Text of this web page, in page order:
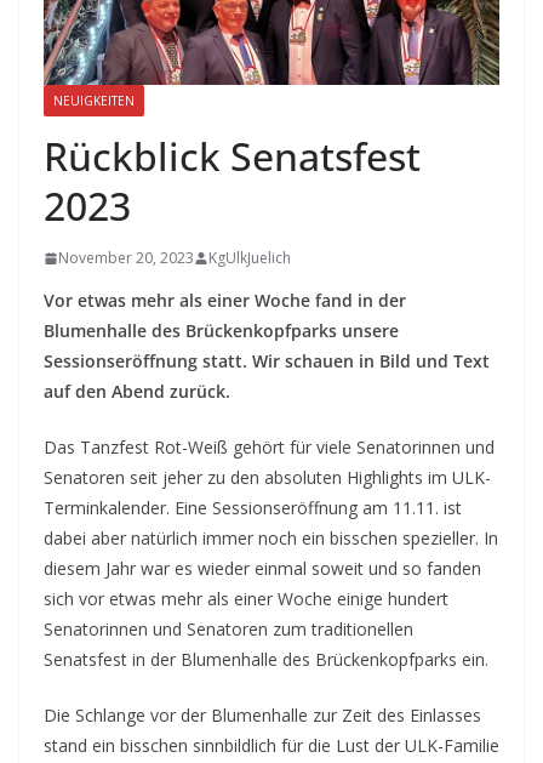
NEUIGKEITEN
Rückblick Senatsfest
2023
November 20, 2023 KgUlkJuelich
Vor etwas mehr als einer Woche fand in der
Blumenhalle des Brückenkopfparks unsere
Sessionseröffnung statt. Wir schauen in Bild und Text
auf den Abend zurück.
Das Tanzfest Rot-Weiß gehört für viele Senatorinnen und
Senatoren seit jeher zu den absoluten Highlights im ULK-
Terminkalender. Eine Sessionseröffnung am 11.11. ist
dabei aber natürlich immer noch ein bisschen spezieller. In
diesem Jahr war es wieder einmal soweit und so fanden
sich vor etwas mehr als einer Woche einige hundert
Senatorinnen und Senatoren zum traditionellen
Senatsfest in der Blumenhalle des Brückenkopfparks ein.
Die Schlange vor der Blumenhalle zur Zeit des Einlasses
stand ein bisschen sinnbildlich für die Lust der ULK-Familie